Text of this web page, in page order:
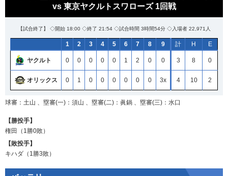
vs 東京ヤクルトスワローズ 1回戦
【試合終了】 ◇開始 18:00 ◇終了 21:54 ◇試合時間 3時間54分 ◇入場者 22,971人
1 2 3 4 5 6 7 8 9 計 H E
ヤクルト 0 0 0 0 0 1 2 0 0 3 8 0
オリックス 0 1 0 0 0 0 0 0 3x 4 10 2
球審：土山 、塁審(一)：須山 、塁審(二)：眞鍋 、塁審(三)：水口
【勝投手】
権田
（1勝0敗）
【敗投手】
キハダ （1勝3敗）